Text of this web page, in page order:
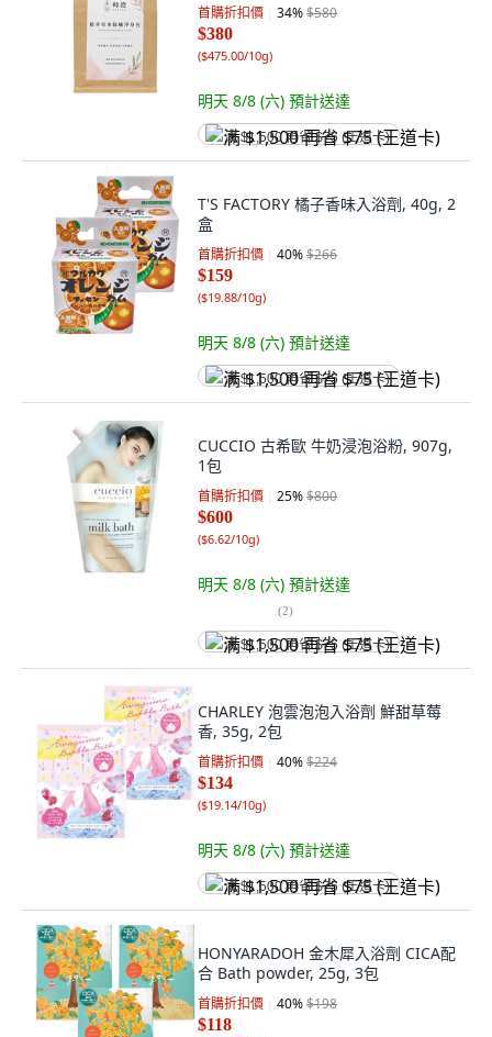
首購折扣價 34%$580
$380
($475.00/10g)
明天 8/8 (六) 預計送達
满 $1,500 再省 $75 (王道卡)
T'S FACTORY 橘子香味入浴劑, 40g, 2
盒
首購折扣價 40%$266
$159
($19.88/10g)
明天 8/8 (六) 預計送達
满 $1,500 再省 $75 (王道卡)
CUCCIO 古希歐 牛奶浸泡浴粉, 907g,
1包
首購折扣價 25%$800
$600
($6.62/10g)
明天 8/8 (六) 預計送達
(2)
满 $1,500 再省 $75 (王道卡)
CHARLEY 泡雲泡泡入浴劑 鮮甜草莓
香, 35g, 2包
首購折扣價 40%$224
$134
($19.14/10g)
明天 8/8 (六) 預計送達
满 $1,500 再省 $75 (王道卡)
HONYARADOH 金木犀入浴劑 CICA配
合 Bath powder, 25g, 3包
首購折扣價 40%$198
$118